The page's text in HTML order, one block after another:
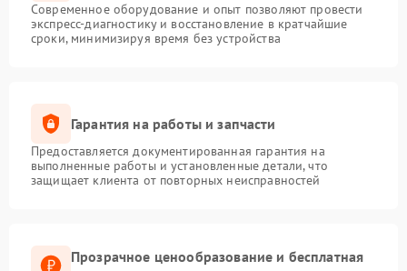
Современное оборудование и опыт позволяют провести
экспресс-диагностику и восстановление в кратчайшие
сроки, минимизируя время без устройства
Гарантия на работы и запчасти
Предоставляется документированная гарантия на
выполненные работы и установленные детали, что
защищает клиента от повторных неисправностей
Прозрачное ценообразование и бесплатная